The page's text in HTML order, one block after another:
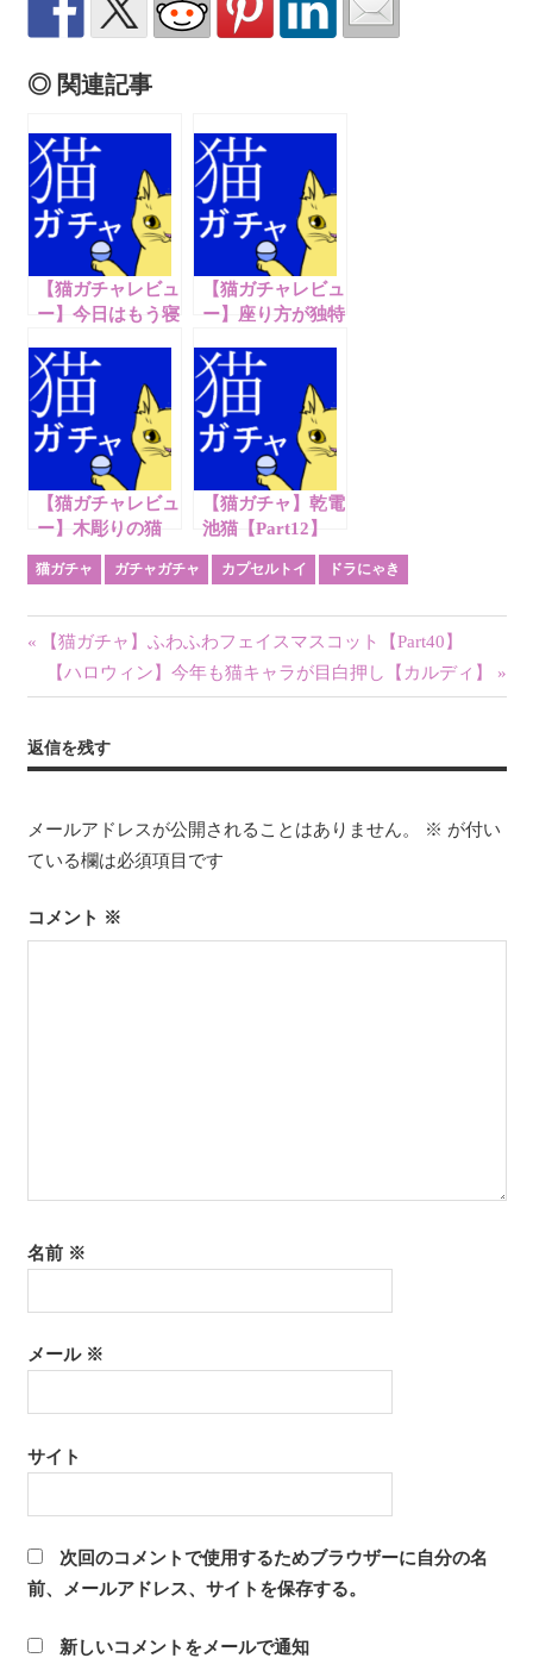
◎ 関連記事
【猫ガチャレビュ
ー】今日はもう寝
【猫ガチャレビュ
ー】座り方が独特
【猫ガチャレビュ
ー】木彫りの猫
【Part7】
【猫ガチャ】乾電
池猫【Part12】
猫ガチャ ガチャガチャ カプセルトイ ドラにゃき
投
稿
ナ
ゲ
ー
シ
前
記
【猫ガチャ】ふわふわフェイスマスコット【Part40】
次
の
事:
【ハロウィン】今年も猫キャラが目白押し【カルディ】
返信を残す
メールアドレスが公開されることはありません。 ※ が付い
ている欄は必須項目です
コメント ※
名前 ※
メール ※
サイト
次回のコメントで使用するためブラウザーに自分の名
前、メールアドレス、サイトを保存する。
新しいコメントをメールで通知